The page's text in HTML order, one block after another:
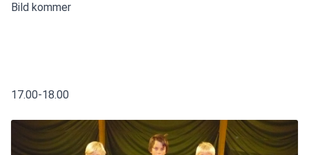
Bild kommer
17.00-18.00